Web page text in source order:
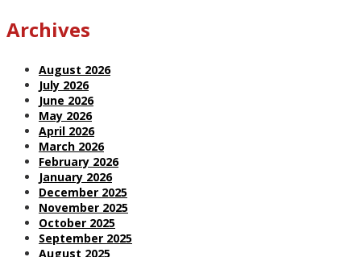
Archives
August 2026
July 2026
June 2026
May 2026
April 2026
March 2026
February 2026
January 2026
December 2025
November 2025
October 2025
September 2025
August 2025